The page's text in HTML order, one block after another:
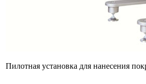
Пилотная установка для нанесения